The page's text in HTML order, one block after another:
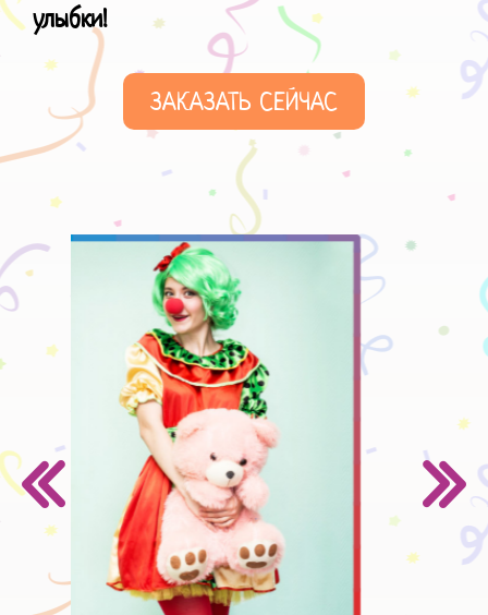
улыбки!
ЗАКАЗАТЬ СЕЙЧАС